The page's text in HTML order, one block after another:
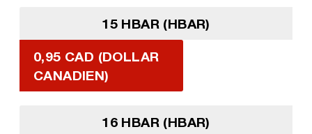
15 HBAR (HBAR)
0,95 CAD (DOLLAR
CANADIEN)
16 HBAR (HBAR)